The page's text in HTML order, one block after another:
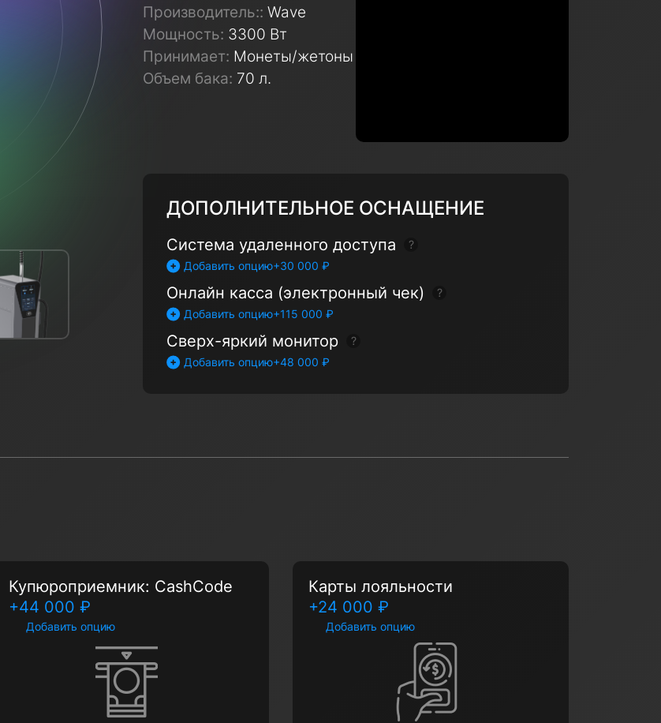
Производитель:: Wave
Мощность: 3300 Вт
Принимает: Монеты/жетоны
Объем бака: 70 л.
Купюроприемник: CashCode
+44 000 ₽
Добавить опцию
Карты лояльности
+24 000 ₽
Добавить опцию
ДОПОЛНИТЕЛЬНОЕ ОСНАЩЕНИЕ
Система удаленного доступа
Показать подсказку
+30 000 ₽
Добавить опцию
Онлайн касса (электронный чек)
Показать подсказку
+115 000 ₽
Добавить опцию
Сверх-яркий монитор
Показать подсказку
+48 000 ₽
Добавить опцию